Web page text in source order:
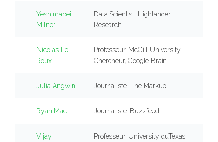
Yeshimabeit
Milner
Data Scientist, Highlander
Research
Nicolas Le
Roux
Professeur, McGill University
Chercheur, Google Brain
Julia Angwin Journaliste, The Markup
Ryan Mac Journaliste, Buzzfeed
Vijay
Professeur, University duTexas